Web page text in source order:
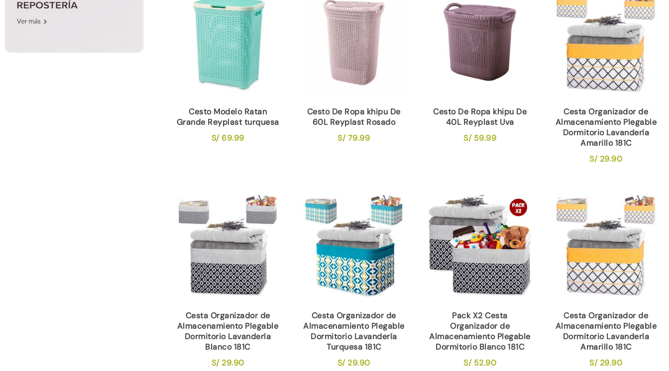
Cesto Modelo Ratan
Grande Reyplast turquesa
S/69.99
Cesto De Ropa khipu De
60L Reyplast Rosado
S/79.99
Cesto De Ropa khipu De
40L Reyplast Uva
S/59.99
Cesta Organizador de
Almacenamiento Plegable
Dormitorio Lavandería
Amarillo 181C
S/29.90
Cesta Organizador de
Almacenamiento Plegable
Dormitorio Lavandería
Blanco 181C
S/29.90
Cesta Organizador de
Almacenamiento Plegable
Dormitorio Lavandería
Turquesa 181C
S/29.90
Pack X2 Cesta
Organizador de
Almacenamiento Plegable
Dormitorio Blanco 181C
S/52.90
Cesta Organizador de
Almacenamiento Plegable
Dormitorio Lavandería
Amarillo 181C
S/29.90